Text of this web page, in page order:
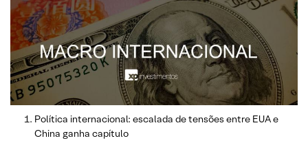
Política internacional: escalada de tensões entre EUA e
China ganha capítulo